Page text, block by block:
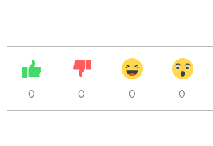
0 0 0 0